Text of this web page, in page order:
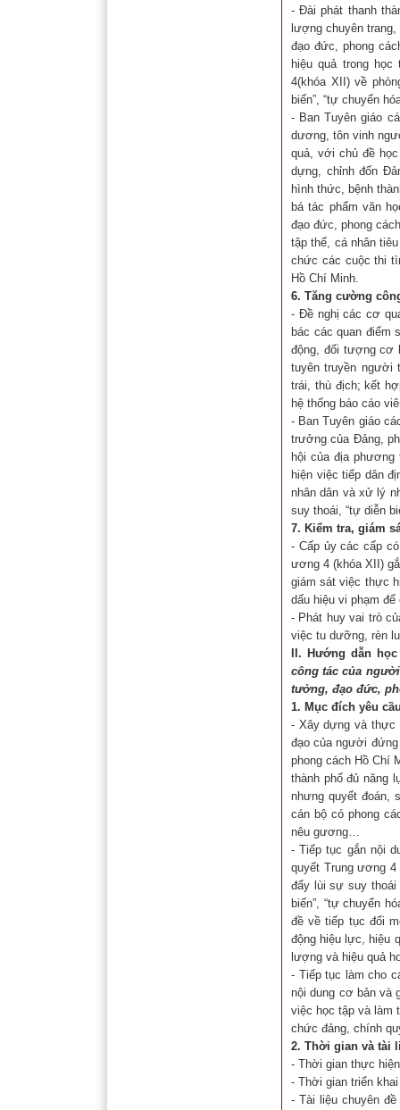
- Đài phát thanh
lượng chuyên
đạo đức, phong
hiệu quả trong
4(khóa XII) về
biến”, “tự chuyển
- Ban Tuyên giáo
dương, tôn vinh
quả, với chủ đề
dựng, chỉnh đốn
hình thức, bệnh
bá tác phẩm văn
đạo đức, phong
tập thể, cá nhân
chức các cuộc thi
Hồ Chí Minh.
6. Tăng cường
- Đề nghị các cơ
bác các quan điểm
động, đối tượng cơ
tuyên truyền người
trái, thù địch; kết
hệ thống báo cáo
- Ban Tuyên giáo
trưởng của Đảng,
hội của địa
hiện việc tiếp dân
nhân dân và xử lý
suy thoái, “tự diễn
7. Kiểm tra, giám
- Cấp ủy các cấp
ương 4 (khóa XII)
giám sát việc thực
dấu hiệu vi phạm
- Phát huy vai trò
việc tu dưỡng, rèn
II. Hướng dẫn
công tác của
tưởng, đạo đức,
1. Mục đích yêu
- Xây dựng và thực
đạo của người
phong cách Hồ Chí
thành phố đủ năng
nhưng quyết đoán,
cán bộ có phong
nêu gương…
- Tiếp tục gắn nội
quyết Trung ương
đẩy lùi sự suy
biến”, “tự chuyển
đề về tiếp tục đổi
động hiệu lực, hiệu
lượng và hiệu quả
- Tiếp tục làm cho
nội dung cơ bản và
việc học tập và làm
chức đảng, chính
2. Thời gian và tài
- Thời gian thực
- Thời gian triển
- Tài liệu chuyên